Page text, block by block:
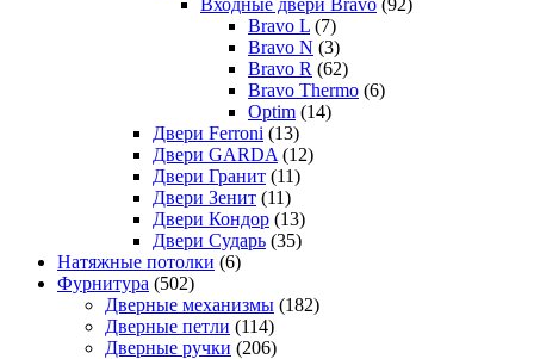
Bravo L (7)
Bravo N (3)
Bravo R (62)
Bravo Thermo (6)
Optim (14)
Двери Ferroni (13)
Двери GARDA (12)
Двери Гранит (11)
Двери Зенит (11)
Двери Кондор (13)
Двери Сударь (35)
Натяжные потолки (6)
Фурнитура (502)
Дверные механизмы (182)
Дверные петли (114)
Дверные ручки (206)